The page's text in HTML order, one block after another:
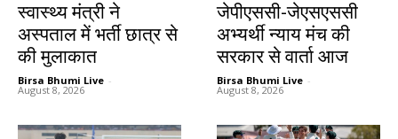
स्वास्थ्य मंत्री ने
अस्पताल में भर्ती छात्र से
की मुलाकात
Birsa Bhumi Live -
August 8, 2026
जेपीएससी-जेएसएससी
अभ्यर्थी न्याय मंच की
सरकार से वार्ता आज
Birsa Bhumi Live -
August 8, 2026